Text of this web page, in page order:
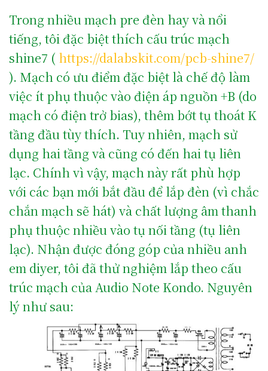
Trong nhiều mạch pre đèn hay và nổi
tiếng, tôi đặc biệt thích cấu trúc mạch
shine7 ( https://dalabskit.com/pcb-shine7/
). Mạch có ưu điểm đặc biệt là chế độ làm
việc ít phụ thuộc vào điện áp nguồn +B (do
mạch có điện trở bias), thêm bớt tụ thoát K
tầng đầu tùy thích. Tuy nhiên, mạch sử
dụng hai tầng và cũng có đến hai tụ liên
lạc. Chính vì vậy, mạch này rất phù hợp
với các bạn mới bắt đầu để lắp đèn (vì chắc
chắn mạch sẽ hát) và chất lượng âm thanh
phụ thuộc nhiều vào tụ nối tầng (tụ liên
lạc). Nhận được đóng góp của nhiều anh
em diyer, tôi đã thử nghiệm lắp theo cấu
trúc mạch của Audio Note Kondo. Nguyên
lý như sau: